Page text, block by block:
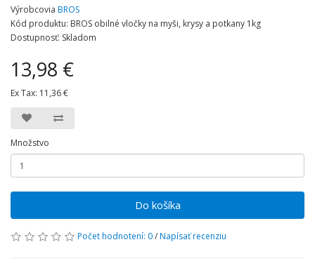
Výrobcovia BROS
Kód produktu: BROS obilné vločky na myši, krysy a potkany 1kg
Dostupnosť: Skladom
13,98 €
Ex Tax: 11,36 €
Množstvo
Do košíka
Počet hodnotení: 0/Napísať recenziu